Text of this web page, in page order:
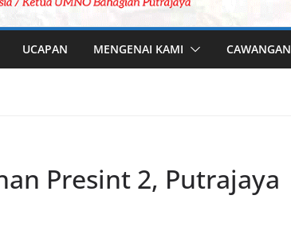
UCAPAN MENGENAI KAMI CAWANGAN
Presint 2, Putrajaya